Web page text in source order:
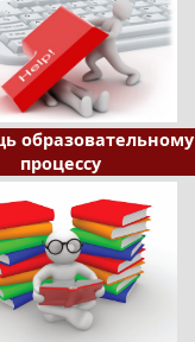
образовательному
процессу